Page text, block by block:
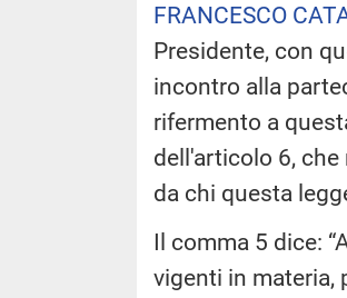
FRANCESCO
Presidente, con
incontro alla
rifermento a
dell'articolo 6,
da chi questa
Il comma 5 dice:
vigenti in materia,